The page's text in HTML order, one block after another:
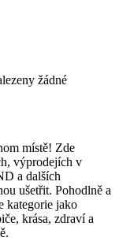
žádné
místě! Zde
výprodejích v
a dalších
ušetřit. Pohodlně a
kategorie jako
krása, zdraví a